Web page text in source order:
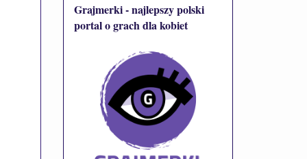
Grajmerki - najlepszy polski
portal o grach dla kobiet